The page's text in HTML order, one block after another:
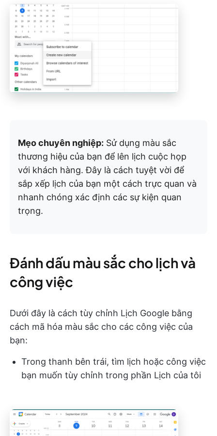
Mẹo chuyên nghiệp: Sử dụng màu sắc
thương hiệu của bạn để lên lịch cuộc họp
với khách hàng. Đây là cách tuyệt vời để
sắp xếp lịch của bạn một cách trực quan và
nhanh chóng xác định các sự kiện quan
trọng.
Đánh dấu màu sắc cho lịch và
công việc
Dưới đây là cách tùy chỉnh Lịch Google bằng
cách mã hóa màu sắc cho các công việc của
bạn:
Trong thanh bên trái, tìm lịch hoặc công việc
bạn muốn tùy chỉnh trong phần Lịch của tôi